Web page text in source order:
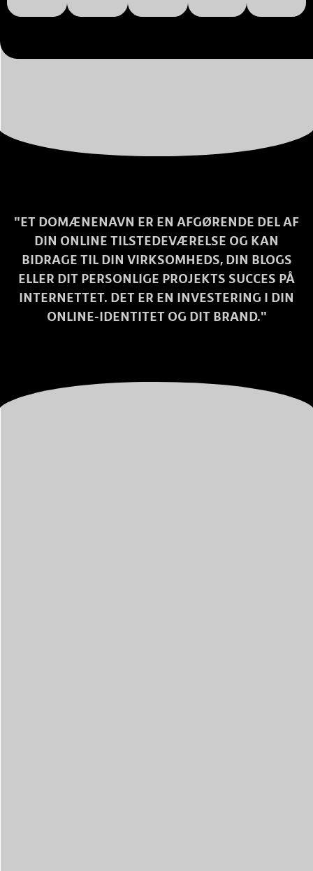
"ET DOMÆNENAVN ER EN AFGØRENDE DEL AF
DIN ONLINE TILSTEDEVÆRELSE OG KAN
BIDRAGE TIL DIN VIRKSOMHEDS, DIN BLOGS
ELLER DIT PERSONLIGE PROJEKTS SUCCES PÅ
INTERNETTET. DET ER EN INVESTERING I DIN
ONLINE-IDENTITET OG DIT BRAND."